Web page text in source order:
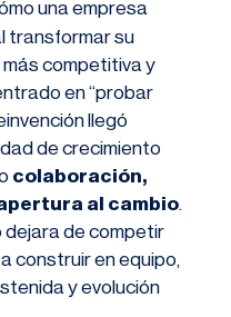
una empresa
transformar su
competitiva y
en “probar
llegó
de crecimiento
colaboración,
al cambio.
dejara de competir
construir en equipo,
y evolución